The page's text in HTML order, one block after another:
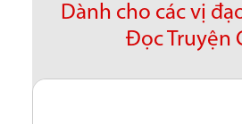
Dành cho các vị
Đọc Truyện